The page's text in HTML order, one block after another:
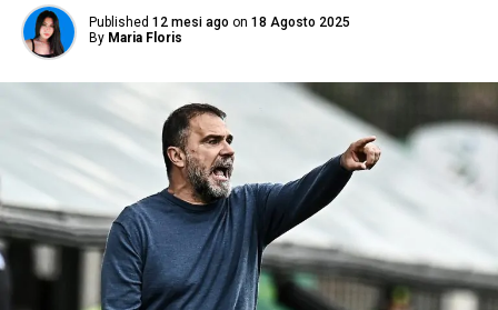
Published 12 mesi ago on 18 Agosto 2025
By Maria Floris